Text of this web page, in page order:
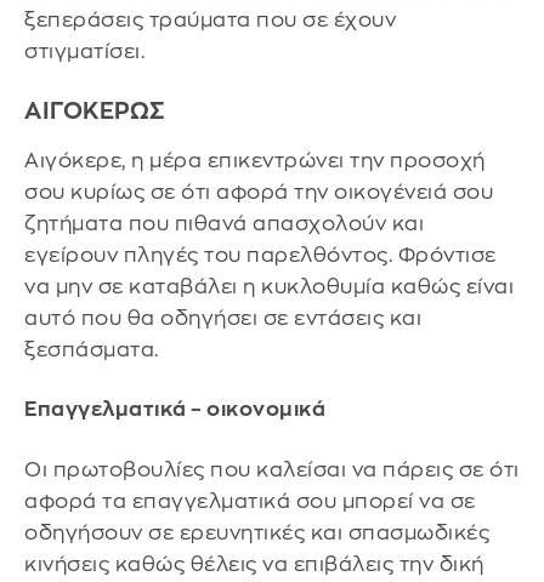
ξεπεράσεις τραύματα που σε έχουν
στιγματίσει.
ΑΙΓΟΚΕΡΩΣ
Αιγόκερε, η μέρα επικεντρώνει την προσοχή
σου κυρίως σε ότι αφορά την οικογένειά σου
ζητήματα που πιθανά απασχολούν και
εγείρουν πληγές του παρελθόντος. Φρόντισε
να μην σε καταβάλει η κυκλοθυμία καθώς είναι
αυτό που θα οδηγήσει σε εντάσεις και
ξεσπάσματα.
Επαγγελματικά – οικονομικά
Οι πρωτοβουλίες που καλείσαι να πάρεις σε ότι
αφορά τα επαγγελματικά σου μπορεί να σε
οδηγήσουν σε ερευνητικές και σπασμωδικές
κινήσεις καθώς θέλεις να επιβάλεις την δική